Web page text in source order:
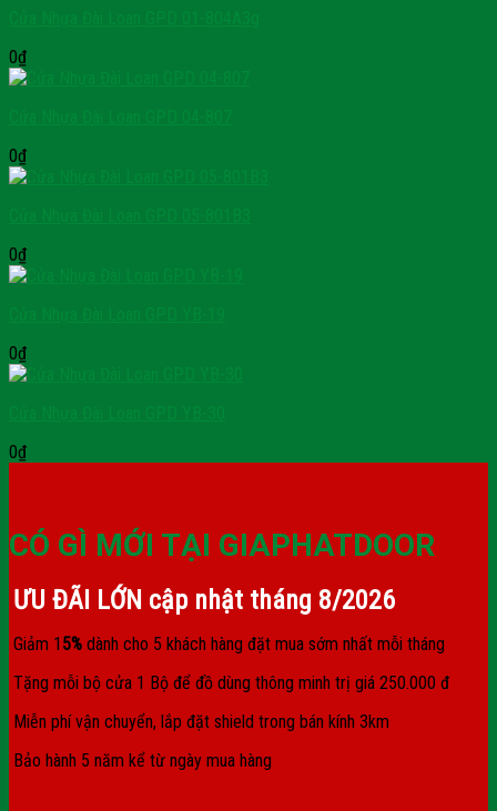
0₫
0₫
0₫
0₫
0₫
CÓ GÌ MỚI TẠI GIAPHATDOOR
ƯU ĐÃI LỚN cập nhật tháng 8/2026
Giảm 1 5% dành cho 5 khách hàng đặt mua sớm nhất mỗi tháng
Tặng mỗi bộ cửa 1 Bộ để đồ dùng thông minh trị giá 250.000 đ
Miễn phí vận chuyển, lắp đặt shield trong bán kính 3km
Bảo hành 5 năm kể từ ngày mua hàng